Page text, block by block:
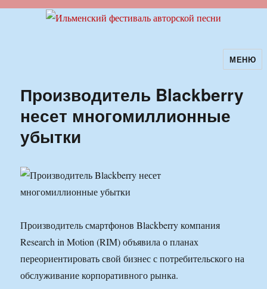
Ильменский фестиваль авторскойМЕНЮ
Производитель Blackberry
несет многомиллионные
убытки
Производитель смартфонов Blackberry компания
Research in Motion (RIM) объявила о планах
переориентировать свой бизнес с потребительского на
обслуживание корпоративного рынка.